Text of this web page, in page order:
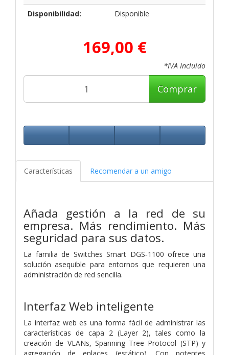
Disponibilidad:
Disponible
169,00 €
*IVA Incluido
Comprar
Características Recomendar a un amigo
Añada gestión a la red de su
empresa. Más rendimiento. Más
seguridad para sus datos.
La familia de Switches Smart DGS‑1100 ofrece una
solución asequible para entornos que requieren una
administración de red sencilla.
Interfaz Web inteligente
La interfaz web es una forma fácil de administrar las
características de capa 2 (Layer 2), tales como la
creación de VLANs, Spanning Tree Protocol (STP) y
agregación de enlaces (estático). Con potentes